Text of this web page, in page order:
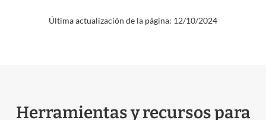
Última actualización de la página: 12/10/2024
Herramientas y recursos para